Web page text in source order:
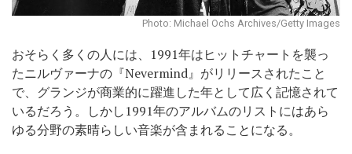
Photo: Michael Ochs Archives/Getty Images
おそらく多くの人には、1991年はヒットチャートを襲っ
たニルヴァーナの『Nevermind』がリリースされたこと
で、グランジが商業的に躍進した年として広く記憶されて
いるだろう。しかし1991年のアルバムのリストにはあら
ゆる分野の素晴らしい音楽が含まれることになる。